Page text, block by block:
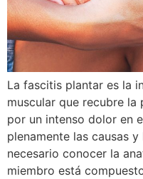
La fascitis plantar es la
muscular que recubre
por un intenso dolor en
plenamente las causas
necesario conocer la
miembro está